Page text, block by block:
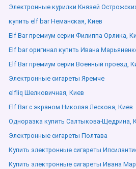
Электронные курилки Князей
купить elf bar Неманская, Киев
Elf Bar премиум серии Филиппа Орлика,
Elf bar оригинал купить Ивана
Elf Bar премиум серии Военный проезд,
Электронные сигареты Яремче
elfliq Шелковичная, Киев
Elf Bar с экраном Николая Лескова, Киев
Одноразка купить Салтыкова-Щедрина,
Электронные сигареты Полтава
Купить электронные сигареты
Купить электронные сигареты Ивана